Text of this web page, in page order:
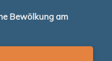
Bewölkung am